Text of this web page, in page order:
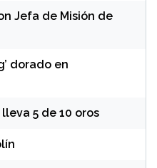
Jefa de Misión de
dorado en
5 de 10 oros